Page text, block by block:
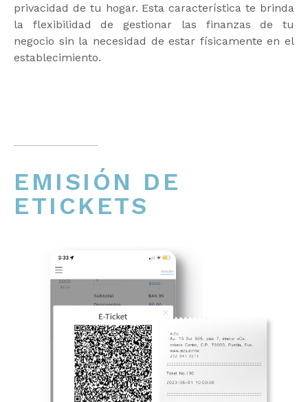
privacidad de tu hogar. Esta característica te brinda
la flexibilidad de gestionar las finanzas de tu
negocio sin la necesidad de estar físicamente en el
establecimiento.
EMISIÓN DE
ETICKETS